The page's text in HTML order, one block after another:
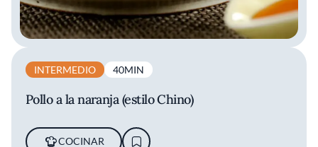
INTERMEDIO 40MIN
Pollo a la naranja (estilo Chino)
COCINAR